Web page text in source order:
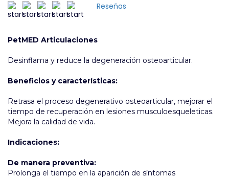
Reseñas
PetMED Articulaciones
Desinflama y reduce la degeneración osteoarticular.
Beneficios y características:
Retrasa el proceso degenerativo osteoarticular, mejorar el
tiempo de recuperación en lesiones musculoesqueleticas.
Mejora la calidad de vida.
Indicaciones:
De manera preventiva:
Prolonga el tiempo en la aparición de síntomas